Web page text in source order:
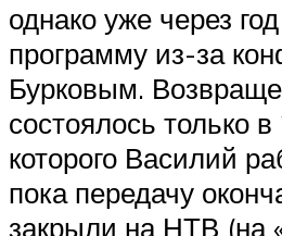
однако уже через
программу из-за
Бурковым.
состоялось только
которого Василий
пока передачу
закрыли на НТВ (на